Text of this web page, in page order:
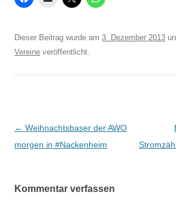
Dieser Beitrag wurde am 3. Dezember 2013
Vereine veröffentlicht.
Beitrags-
Navigation
← Weihnachtsbaser der AWO
morgen in #Nackenheim
Kommentar verfassen